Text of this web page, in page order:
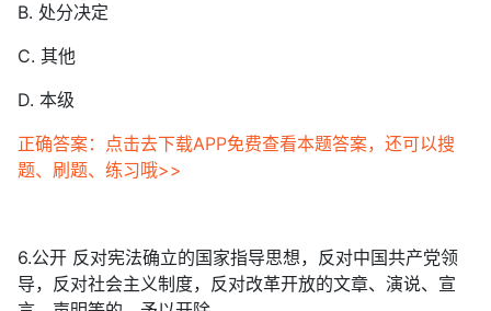
B. 处分决定
C. 其他
D. 本级
正确答案：点击去下载APP免费查看本题答案，还可以搜
题、刷题、练习哦>>
6.公开 反对宪法确立的国家指导思想，反对中国共产党领
导，反对社会主义制度，反对改革开放的文章、演说、宣